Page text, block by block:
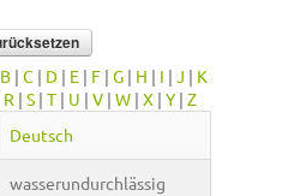
B | C | D | E | F | G | H | I | J | K
R | S | T | U | V | W | X | Y | Z
Deutsch
wasserundurchlässig